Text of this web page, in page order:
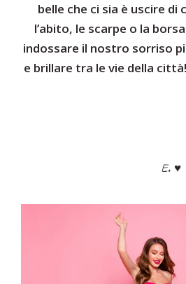
belle che ci sia è uscire di
l’abito, le scarpe o la
indossare il nostro sorriso
e brillare tra le vie della
E. ♥